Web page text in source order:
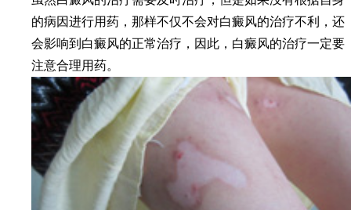
的病因进行用药，那样不仅不会对白癜风的治疗不利，还
会影响到白癜风的正常治疗，因此，白癜风的治疗一定要
注意合理用药。